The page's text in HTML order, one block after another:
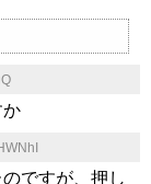
か
ですが、押し